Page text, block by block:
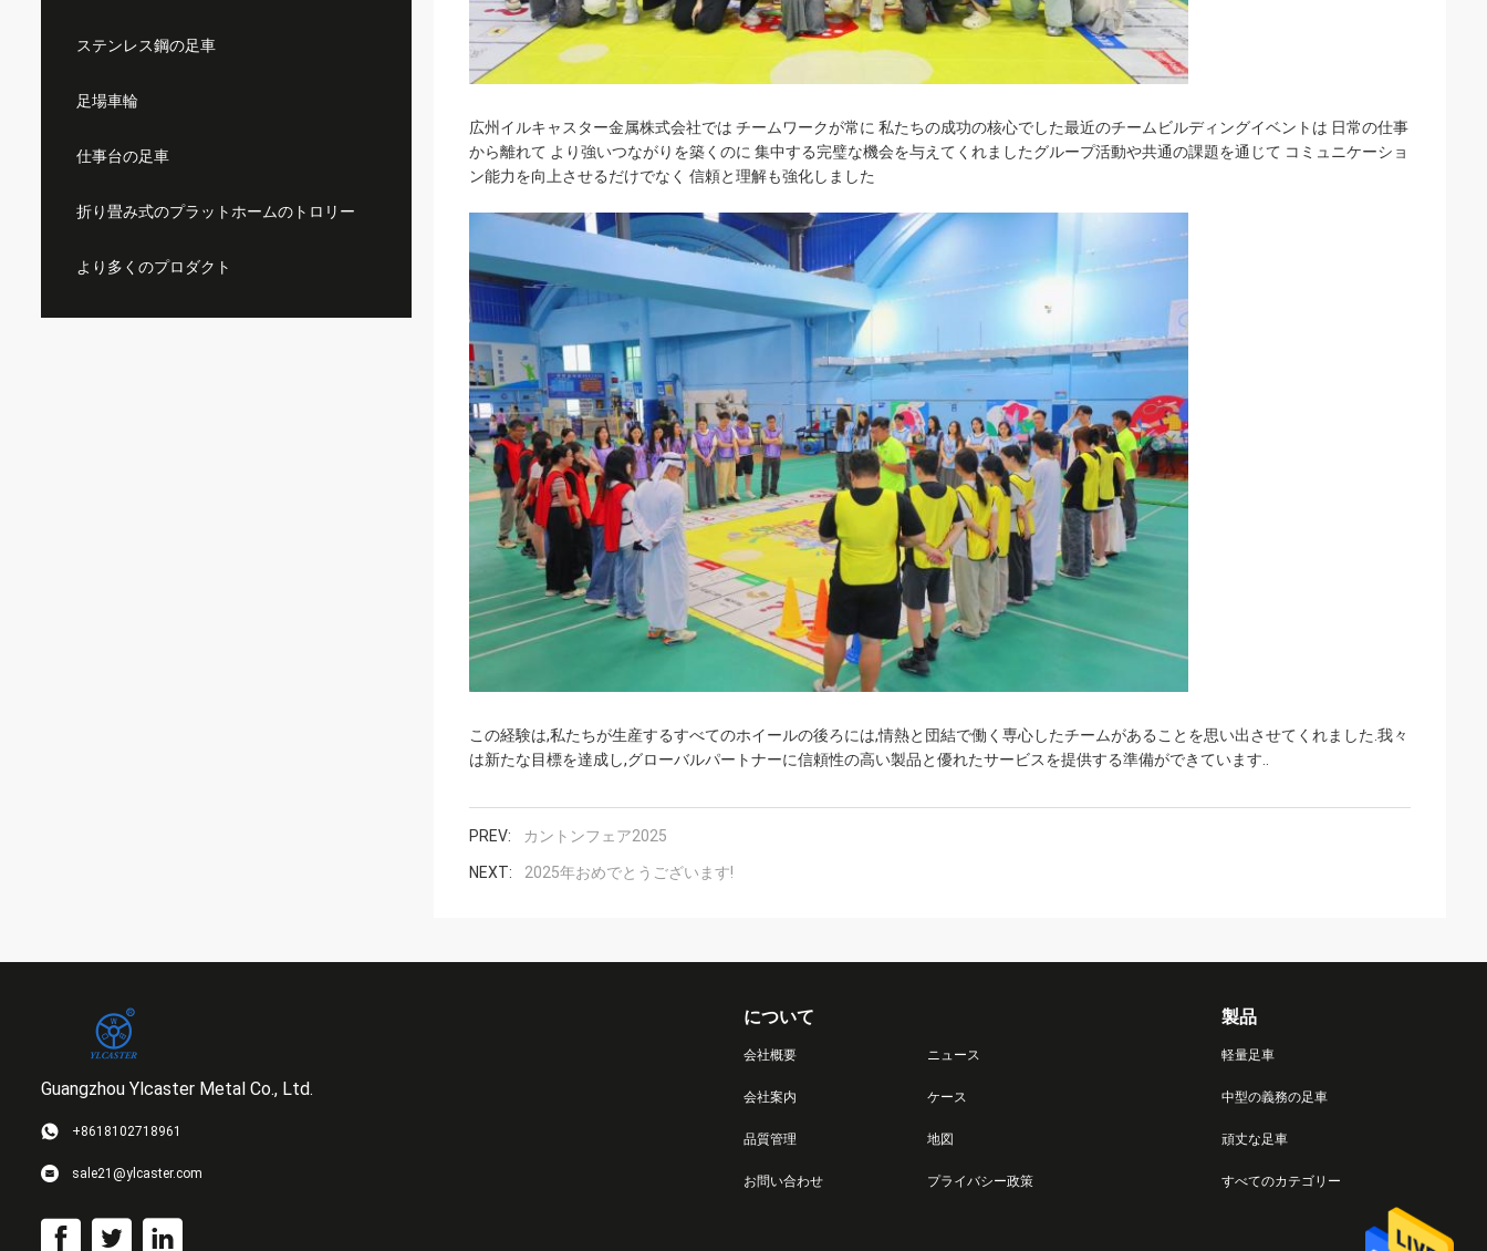
ステンレス鋼の足車
足場車輪
仕事台の足車
折り畳み式のプラットホームのトロリー
より多くのプロダクト
広州イルキャスター金属株式会社では チームワークが常に 私たちの成功の核心でした最近のチームビルディングイベントは 日常の仕事
から離れて より強いつながりを築くのに 集中する完璧な機会を与えてくれましたグループ活動や共通の課題を通じて コミュニケーショ
ン能力を向上させるだけでなく 信頼と理解も強化しました
この経験は,私たちが生産するすべてのホイールの後ろには,情熱と団結で働く専心したチームがあることを思い出させてくれました.我々
は新たな目標を達成し,グローバルパートナーに信頼性の高い製品と優れたサービスを提供する準備ができています..
PREV: カントンフェア2025
NEXT: 2025年おめでとうございます!
Guangzhou Ylcaster Metal Co., Ltd.
+8618102718961
sale21@ylcaster.com
について
会社概要
会社案内
品質管理
お問い合わせ
ニュース
ケース
地図
プライバシー政策
製品
軽量足車
中型の義務の足車
頑丈な足車
すべてのカテゴリー